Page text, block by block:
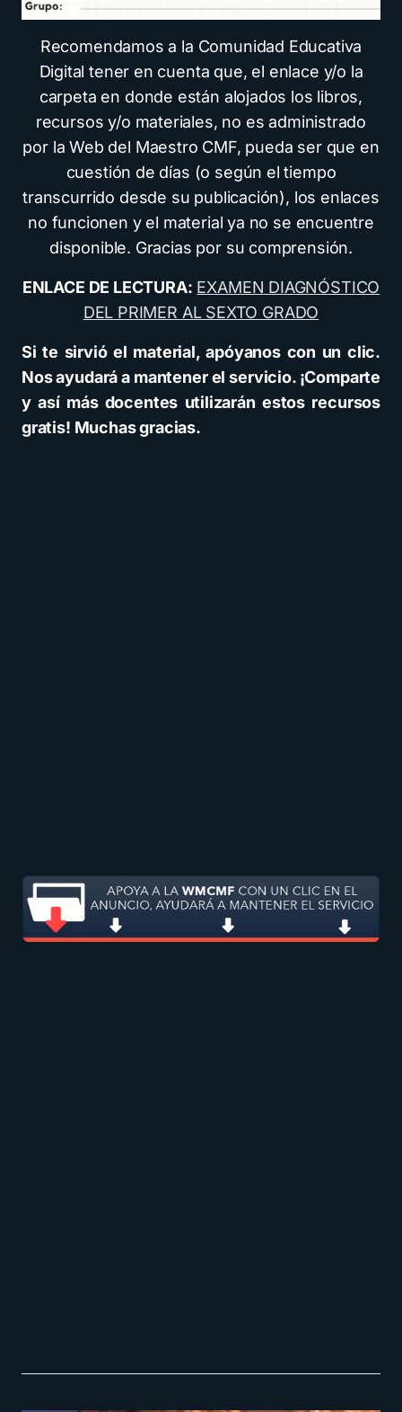
Recomendamos a la Comunidad Educativa
Digital tener en cuenta que, el enlace y/o la
carpeta en donde están alojados los libros,
recursos y/o materiales, no es administrado
por la Web del Maestro CMF, pueda ser que en
cuestión de días (o según el tiempo
transcurrido desde su publicación), los enlaces
no funcionen y el material ya no se encuentre
disponible. Gracias por su comprensión.
ENLACE DE LECTURA: EXAMEN DIAGNÓSTICO
DEL PRIMER AL SEXTO GRADO
Si te sirvió el material, apóyanos con un clic.
Nos ayudará a mantener el servicio. ¡Comparte
y así más docentes utilizarán estos recursos
gratis! Muchas gracias.